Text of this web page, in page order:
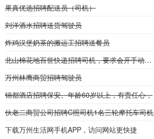
果真优选招聘配送员（司机）
刘洋酒水招聘送货驾驶员
炸鸡汉堡奶茶的搬运工招聘送餐员
北山棉花地百世快递招聘司机，要求会开手动挡，
万州林鹰商贸招聘驾驶员
锦都酒店招聘保安。年龄60岁以上，有责任心，
伙老二商贸公司招聘C照司机1名三轮摩托车司机
下载万州生活网手机APP，访问网站更快捷